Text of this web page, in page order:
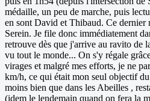
médaille, un peu de marche, puis
en sont David et Thibaud. Ce dernier
Serein. Je file donc immédiatement
retrouve dès que j'arrive au ravito de
vu tout le monde... On s'y régale
virages et malgré mes efforts, je ne
km/h, ce qui était mon seul objectif
moins bien que dans les Abeilles ,
(idem le lendemain quand on fera la